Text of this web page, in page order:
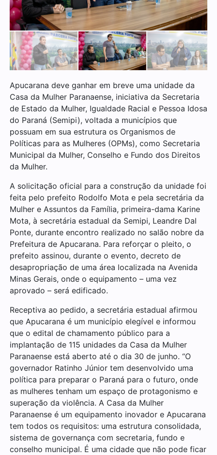
Apucarana deve ganhar em breve uma unidade da
Casa da Mulher Paranaense, iniciativa da Secretaria
de Estado da Mulher, Igualdade Racial e Pessoa Idosa
do Paraná (Semipi), voltada a municípios que
possuam em sua estrutura os Organismos de
Políticas para as Mulheres (OPMs), como Secretaria
Municipal da Mulher, Conselho e Fundo dos Direitos
da Mulher.
A solicitação oficial para a construção da unidade foi
feita pelo prefeito Rodolfo Mota e pela secretária da
Mulher e Assuntos da Família, primeira-dama Karine
Mota, à secretária estadual da Semipi, Leandre Dal
Ponte, durante encontro realizado no salão nobre da
Prefeitura de Apucarana. Para reforçar o pleito, o
prefeito assinou, durante o evento, decreto de
desapropriação de uma área localizada na Avenida
Minas Gerais, onde o equipamento – uma vez
aprovado – será edificado.
Receptiva ao pedido, a secretária estadual afirmou
que Apucarana é um município elegível e informou
que o edital de chamamento público para a
implantação de 115 unidades da Casa da Mulher
Paranaense está aberto até o dia 30 de junho. “O
governador Ratinho Júnior tem desenvolvido uma
política para preparar o Paraná para o futuro, onde
as mulheres tenham um espaço de protagonismo e
superação da violência. A Casa da Mulher
Paranaense é um equipamento inovador e Apucarana
tem todos os requisitos: uma estrutura consolidada,
sistema de governança com secretaria, fundo e
conselho municipal. É uma cidade que não pode ficar